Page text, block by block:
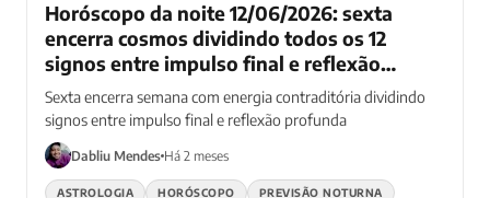
Horóscopo da noite 12/06/2026: sexta
encerra cosmos dividindo todos os 12
signos entre impulso final e reflexão
profunda — fogo acelera enquanto água
medita
Sexta encerra semana com energia contraditória dividindo
signos entre impulso final e reflexão profunda
Dabliu Mendes Há 2 meses
ASTROLOGIA HORÓSCOPO PREVISÃO NOTURNA